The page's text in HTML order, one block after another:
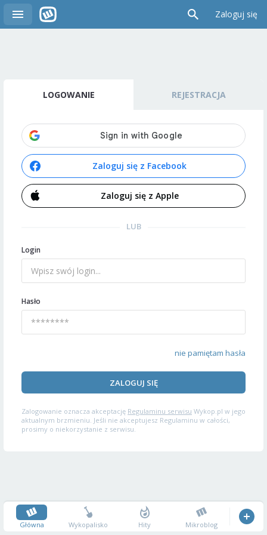
Zaloguj się
LOGOWANIE REJESTRACJA
Zaloguj się z Facebook
Zaloguj się z Apple
LUB
Login
Hasło
nie pamiętam hasła
ZALOGUJ SIĘ
Zalogowanie oznacza akceptację Regulaminu serwisu Wykop.pl w jego
aktualnym brzmieniu. Jeśli nie akceptujesz Regulaminu w całości,
prosimy o niekorzystanie z serwisu.
Główna Wykopalisko Hity Mikroblog